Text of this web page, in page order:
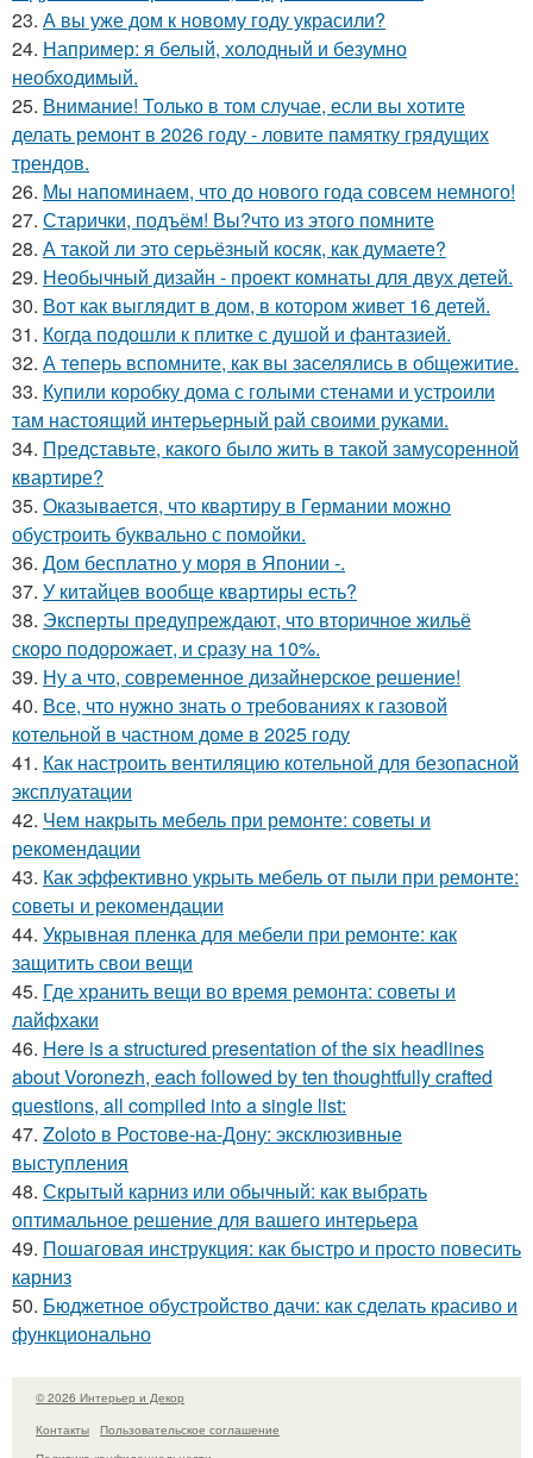
23. А вы уже дом к новому году украсили?
24. Например: я белый, холодный и безумно
необходимый.
25. Внимание! Только в том случае, если вы хотите
делать ремонт в 2026 году - ловите памятку грядущих
трендов.
26. Мы напоминаем, что до нового года совсем немного!
27. Старички, подъём! Вы?что из этого помните
28. А такой ли это серьёзный косяк, как думаете?
29. Необычный дизайн - проект комнаты для двух детей.
30. Вот как выглядит в дом, в котором живет 16 детей.
31. Когда подошли к плитке с душой и фантазией.
32. А теперь вспомните, как вы заселялись в общежитие.
33. Купили коробку дома с голыми стенами и устроили
там настоящий интерьерный рай своими руками.
34. Представьте, какого было жить в такой замусоренной
квартире?
35. Оказывается, что квартиру в Германии можно
обустроить буквально с помойки.
36. Дом бесплатно у моря в Японии -.
37. У китайцев вообще квартиры есть?
38. Эксперты предупреждают, что вторичное жильё
скоро подорожает, и сразу на 10%.
39. Ну а что, современное дизайнерское решение!
40. Все, что нужно знать о требованиях к газовой
котельной в частном доме в 2025 году
41. Как настроить вентиляцию котельной для безопасной
эксплуатации
42. Чем накрыть мебель при ремонте: советы и
рекомендации
43. Как эффективно укрыть мебель от пыли при ремонте:
советы и рекомендации
44. Укрывная пленка для мебели при ремонте: как
защитить свои вещи
45. Где хранить вещи во время ремонта: советы и
лайфхаки
46. Here is a structured presentation of the six headlines
about Voronezh, each followed by ten thoughtfully crafted
questions, all compiled into a single list:
47. Zoloto в Ростове-на-Дону: эксклюзивные
выступления
48. Скрытый карниз или обычный: как выбрать
оптимальное решение для вашего интерьера
49. Пошаговая инструкция: как быстро и просто повесить
карниз
50. Бюджетное обустройство дачи: как сделать красиво и
функционально
© 2026 Интерьер и Декор
Контакты
Пользовательское соглашение